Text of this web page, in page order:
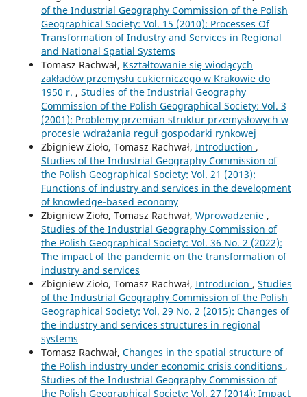
of the Industrial Geography Commission of the Polish
Geographical Society: Vol. 15 (2010): Processes Of
Transformation of Industry and Services in Regional
and National Spatial Systems
Tomasz Rachwał, Kształtowanie się wiodących
zakładów przemysłu cukierniczego w Krakowie do
1950 r. , Studies of the Industrial Geography
Commission of the Polish Geographical Society: Vol. 3
(2001): Problemy przemian struktur przemysłowych w
procesie wdrażania reguł gospodarki rynkowej
Zbigniew Zioło, Tomasz Rachwał, Introduction ,
Studies of the Industrial Geography Commission of
the Polish Geographical Society: Vol. 21 (2013):
Functions of industry and services in the development
of knowledge-based economy
Zbigniew Zioło, Tomasz Rachwał, Wprowadzenie ,
Studies of the Industrial Geography Commission of
the Polish Geographical Society: Vol. 36 No. 2 (2022):
The impact of the pandemic on the transformation of
industry and services
Zbigniew Zioło, Tomasz Rachwał, Introducion , Studies
of the Industrial Geography Commission of the Polish
Geographical Society: Vol. 29 No. 2 (2015): Changes of
the industry and services structures in regional
systems
Tomasz Rachwał, Changes in the spatial structure of
the Polish industry under economic crisis conditions ,
Studies of the Industrial Geography Commission of
the Polish Geographical Society: Vol. 27 (2014): Impact